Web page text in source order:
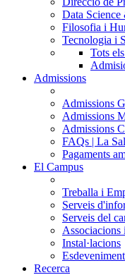
Data
Filosofia i
Tecnologia i
Tots
Admissions
Admissions
Admissions
Admissions
FAQs | La
Pagaments
El Campus
Treballa i
Serveis
Serveis del
Associacions
Instal·lacions
Recerca